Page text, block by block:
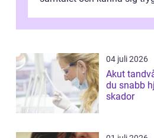
04 juli 2026
Akut
du snabb
skador